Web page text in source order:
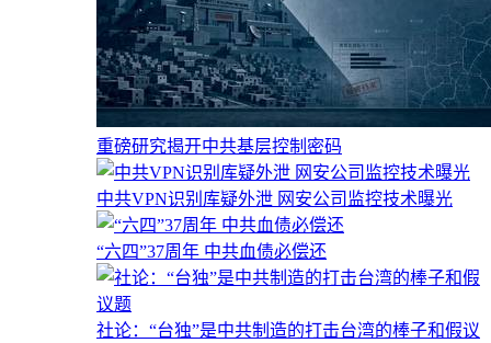
重磅研究揭开中共基层控制密码
中共VPN识别库疑外泄 网安公司监控技术曝光
“六四”37周年 中共血债必偿还
社论：“台独”是中共制造的打击台湾的棒子和假议